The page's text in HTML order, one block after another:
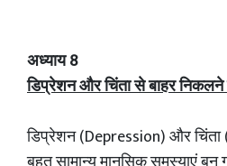
अध्याय 8
डिप्रेशन और चिंता से बाहर
डिप्रेशन (Depression) और